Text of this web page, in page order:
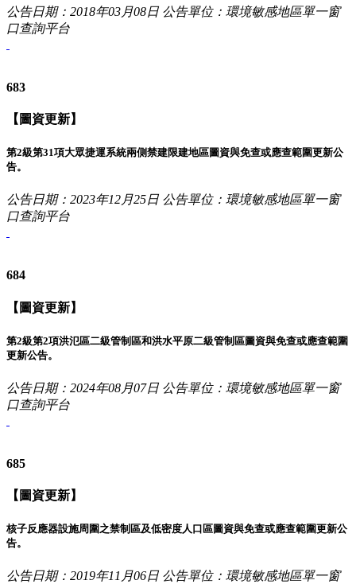
公告日期：2018年03月08日 公告單位：環境敏感地區單一窗
口查詢平台
683
【圖資更新】
第2級第31項大眾捷運系統兩側禁建限建地區圖資與免查或應查範圍更新公
告。
公告日期：2023年12月25日 公告單位：環境敏感地區單一窗
口查詢平台
684
【圖資更新】
第2級第2項洪氾區二級管制區和洪水平原二級管制區圖資與免查或應查範圍
更新公告。
公告日期：2024年08月07日 公告單位：環境敏感地區單一窗
口查詢平台
685
【圖資更新】
核子反應器設施周圍之禁制區及低密度人口區圖資與免查或應查範圍更新公
告。
公告日期：2019年11月06日 公告單位：環境敏感地區單一窗